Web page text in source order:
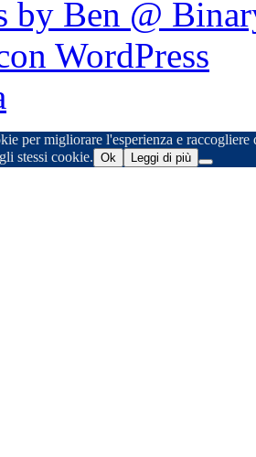
by Ben @
WordPress
per migliorare l'esperienza e
stessi cookie. Ok Leggi di più